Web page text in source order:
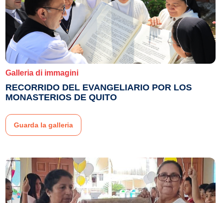
Galleria di immagini
RECORRIDO DEL EVANGELIARIO POR LOS
MONASTERIOS DE QUITO
Guarda la galleria